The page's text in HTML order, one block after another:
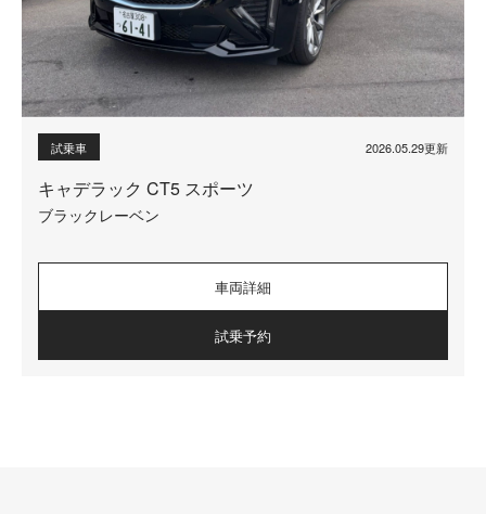
試乗車 2026.05.29更新
キャデラック CT5 スポーツ
ブラックレーベン
車両詳細
試乗予約